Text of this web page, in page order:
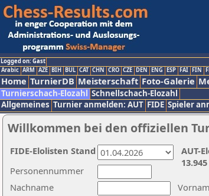
Logged on: Gast
Arabic ARM AZE BIH BUL CAT CHN CRO CZE DEN ENG ESP FAI FIN
Home TurnierDB Meisterschaft Foto-Galerie
Turnierschach-Elozahl Schnellschach-Elozahl
Allgemeines Turnier anmelden: AUT FIDE Spieler
Willkommen bei den offiziellen
Nachname
Personennummer
AUT-
13.945
FIDE-Elolisten Stand